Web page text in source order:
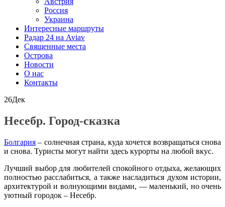
Россия
Украина
Интересные маршруты
Радар 24 на Aviav
Священные места
Острова
Новости
О нас
Контакты
26Дек
Несебр. Город-сказка
Болгария – солнечная страна, куда хочется возвращаться снова
и снова. Туристы могут найти здесь курорты на любой вкус.
Лучший выбор для любителей спокойного отдыха, желающих
полностью расслабиться, а также насладиться духом истории,
архитектурой и волнующими видами, — маленький, но очень
уютный городок – Несебр.